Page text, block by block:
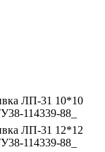
ЛП-31 10*10
114339-88_
ЛП-31 12*12
114339-88_